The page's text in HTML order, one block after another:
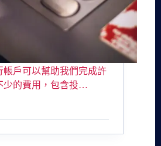
帳戶可以幫助我們完成許
少的費用，包含投…